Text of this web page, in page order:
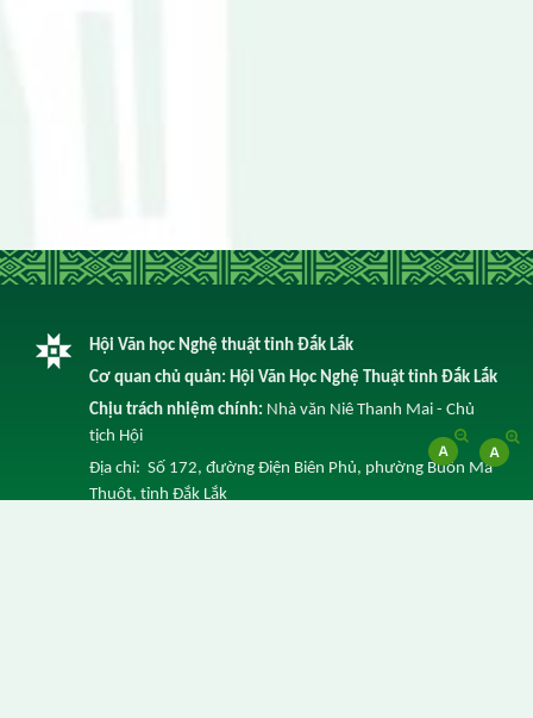
Hội Văn học Nghệ thuật tỉnh Đắk Lắk
Cơ quan chủ quản: Hội Văn Học Nghệ Thuật tỉnh Đắk Lắk
Chịu trách nhiệm chính: Nhà văn Niê Thanh Mai - Chủ
tịch Hội
Địa chỉ: Số 172, đường Điện Biên Phủ, phường Buôn Ma
Thuột, tỉnh Đắk Lắk